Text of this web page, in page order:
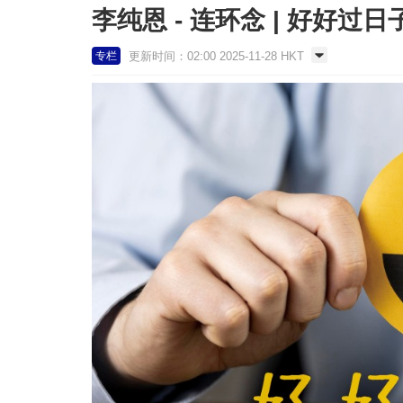
李纯恩 - 连环念 | 好好过日
专栏 更新时间：02:00 2025-11-28 HKT